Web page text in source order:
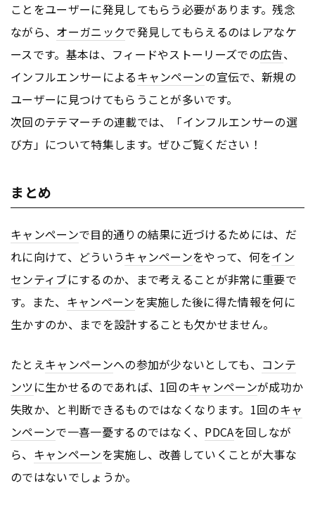
ことをユーザーに発見してもらう必要があります。残念
ながら、 オーガニックで発見してもらえるのはレアなケ
ースです。基本は、フィードやストーリーズでの広告、
インフルエンサーによるキャンペーンの宣伝で、新規の
ユーザーに見つけてもらうことが多いです。
次回のテテマーチの連載では、「インフルエンサーの選
び方」について特集します。ぜひご覧ください！
まとめ
キャンペーンで目的通りの結果に近づけるためには、だ
れに向けて、どういうキャンペーンをやって、何をイン
センティブにするのか、まで考えることが非常に重要で
す。また、 キャンペーンを実施した後に得た情報を何に
生かすのか、までを設計することも欠かせません。
たとえキャンペーンへの参加が少ないとしても、 コンテ
ンツに生かせるのであれば、1回のキャンペーンが成功か
失敗か、と判断できるものではなくなります。1回のキャ
ンペーンで一喜一憂するのではなく、 PDCAを回しなが
ら、 キャンペーンを実施し、改善していくことが大事な
のではないでしょうか。